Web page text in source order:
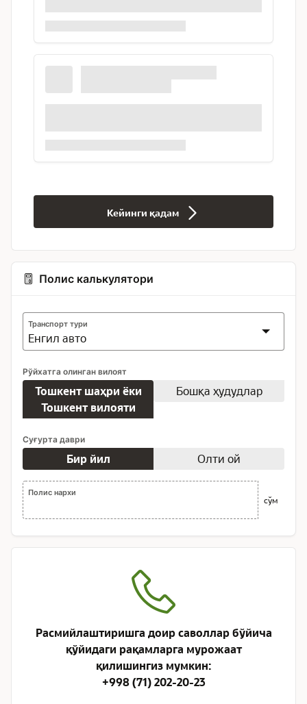
Кейинги қадам
Полис калькулятори
Транспорт тури
Рўйхатга олинган вилоят
Тошкент шаҳри ёки
Тошкент вилояти
Бошқа ҳудудлар
Суғурта даври
Бир йил Олти ой
Полис нархи
сўм
Расмийлаштиришга доир саволлар бўйича
қўйидаги рақамларга мурожаат
қилишингиз мумкин:
+998 (71) 202-20-23